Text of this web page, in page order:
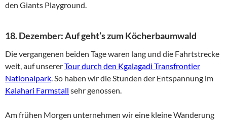
den Giants Playground.
18. Dezember: Auf geht’s zum Köcherbaumwald
Die vergangenen beiden Tage waren lang und die Fahrtstrecke
weit, auf unsererTour durch den Kgalagadi Transfrontier
Nationalpark. So haben wir die Stunden der Entspannung im
Kalahari Farmstall sehr genossen.
Am frühen Morgen unternehmen wir eine kleine Wanderung